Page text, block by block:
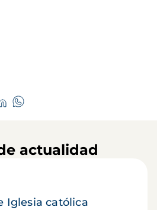
actualidad
Iglesia católica